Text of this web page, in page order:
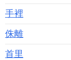
手裡
侏離
首里